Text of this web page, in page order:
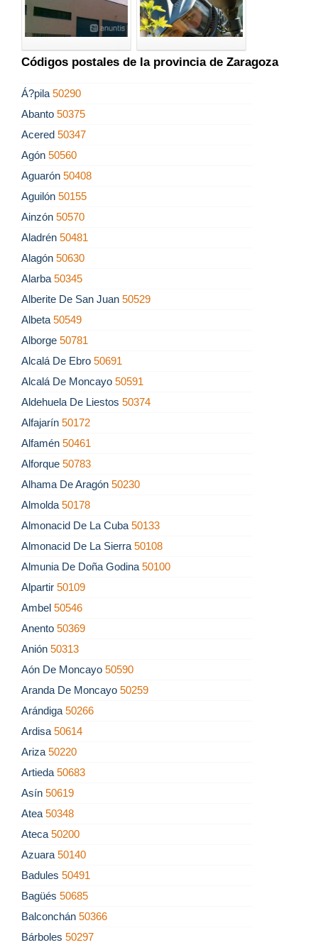
Códigos postales de la provincia de Zaragoza
Á?pila 50290
Abanto 50375
Acered 50347
Agón 50560
Aguarón 50408
Aguilón 50155
Ainzón 50570
Aladrén 50481
Alagón 50630
Alarba 50345
Alberite De San Juan 50529
Albeta 50549
Alborge 50781
Alcalá De Ebro 50691
Alcalá De Moncayo 50591
Aldehuela De Liestos 50374
Alfajarín 50172
Alfamén 50461
Alforque 50783
Alhama De Aragón 50230
Almolda 50178
Almonacid De La Cuba 50133
Almonacid De La Sierra 50108
Almunia De Doña Godina 50100
Alpartir 50109
Ambel 50546
Anento 50369
Anión 50313
Aón De Moncayo 50590
Aranda De Moncayo 50259
Arándiga 50266
Ardisa 50614
Ariza 50220
Artieda 50683
Asín 50619
Atea 50348
Ateca 50200
Azuara 50140
Badules 50491
Bagüés 50685
Balconchán 50366
Bárboles 50297